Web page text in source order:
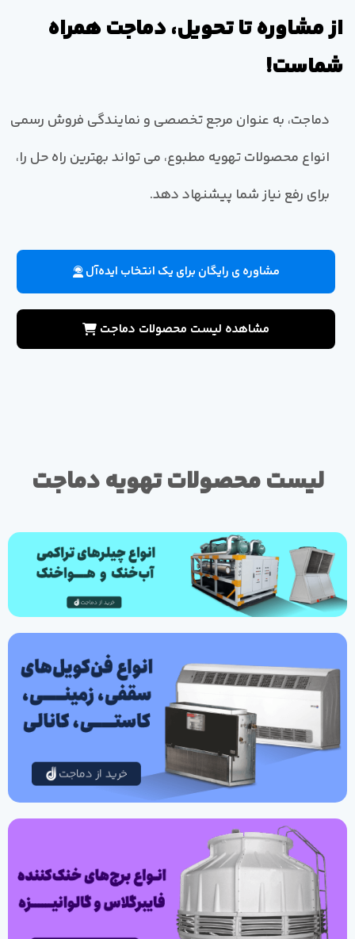
از مشاوره تا تحویل، دماجت همراه
شماست!
دماجت، به عنوان مرجع تخصصی و نمایندگی فروش رسمی
انواع محصولات تهویه مطبوع، می تواند بهترین راه حل را،
برای رفع نیاز شما پیشنهاد دهد.
مشاوره ی رایگان برای یک انتخاب ایده‌آل
مشاهده لیست محصولات دماجت
لیست محصولات تهویه دماجت